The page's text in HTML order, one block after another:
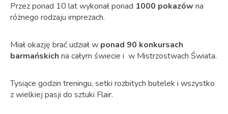
Przez ponad 10 lat wykonał ponad 1000 pokazów na
różnego rodzaju imprezach.
Miał okazję brać udział w ponad 90 konkursach
barmańskich na całym świecie i w Mistrzostwach Świata.
Tysiące godzin treningu, setki rozbitych butelek i wszystko
z wielkiej pasji do sztuki Flair.